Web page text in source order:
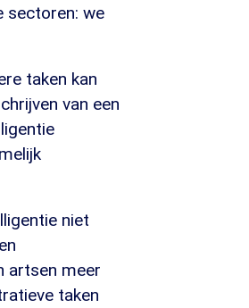
sectoren: we
taken kan
van een
niet
artsen meer
taken